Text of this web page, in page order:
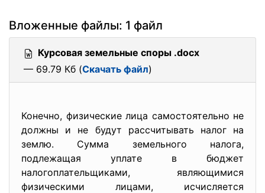
Вложенные файлы: 1 файл
Курсовая земельные споры .docx
— 69.79 Кб (Скачать файл)
Конечно, физические лица самостоятельно не
должны и не будут рассчитывать налог на
землю. Сумма земельного налога,
подлежащая уплате в бюджет
налогоплательщиками, являющимися
физическими лицами, исчисляется